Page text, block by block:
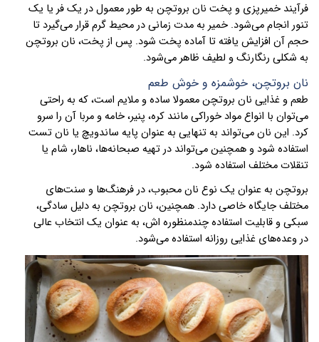
فرآیند خمیرپزی و پخت نان بروتچن به طور معمول در یک فر یا یک
تنور انجام می‌شود. خمیر به مدت زمانی در محیط گرم قرار می‌گیرد تا
حجم آن افزایش یافته تا آماده پخت شود. پس از پخت، نان بروتچن
به شکلی رنگارنگ و لطیف ظاهر می‌شود.
نان بروتچن، خوشمزه و خوش طعم
طعمو غذایی نان بروتچن معمولا ساده و ملایم است، که به راحتی
می‌توان با انواع مواد خوراکی مانند کره، پنیر، خامه و مربا آن را سرو
کرد. این نان می‌تواند به تنهایی به عنوان پایه ساندویچ یا نان تست
استفاده شود و همچنین می‌تواند در تهیه صبحانه‌ها، ناهار، شام یا
تنقلات مختلف استفاده شود.
بروتچن بهعنوان یک نوع نان محبوب، در فرهنگ‌ها و سنت‌های
مختلف جایگاه خاصی دارد. همچنین، نان بروتچن به دلیل سادگی،
سبکی و قابلیت استفاده چندمنظوره اش، به عنوان یک انتخاب عالی
در وعده‌های غذایی روزانه استفاده می‌شود.